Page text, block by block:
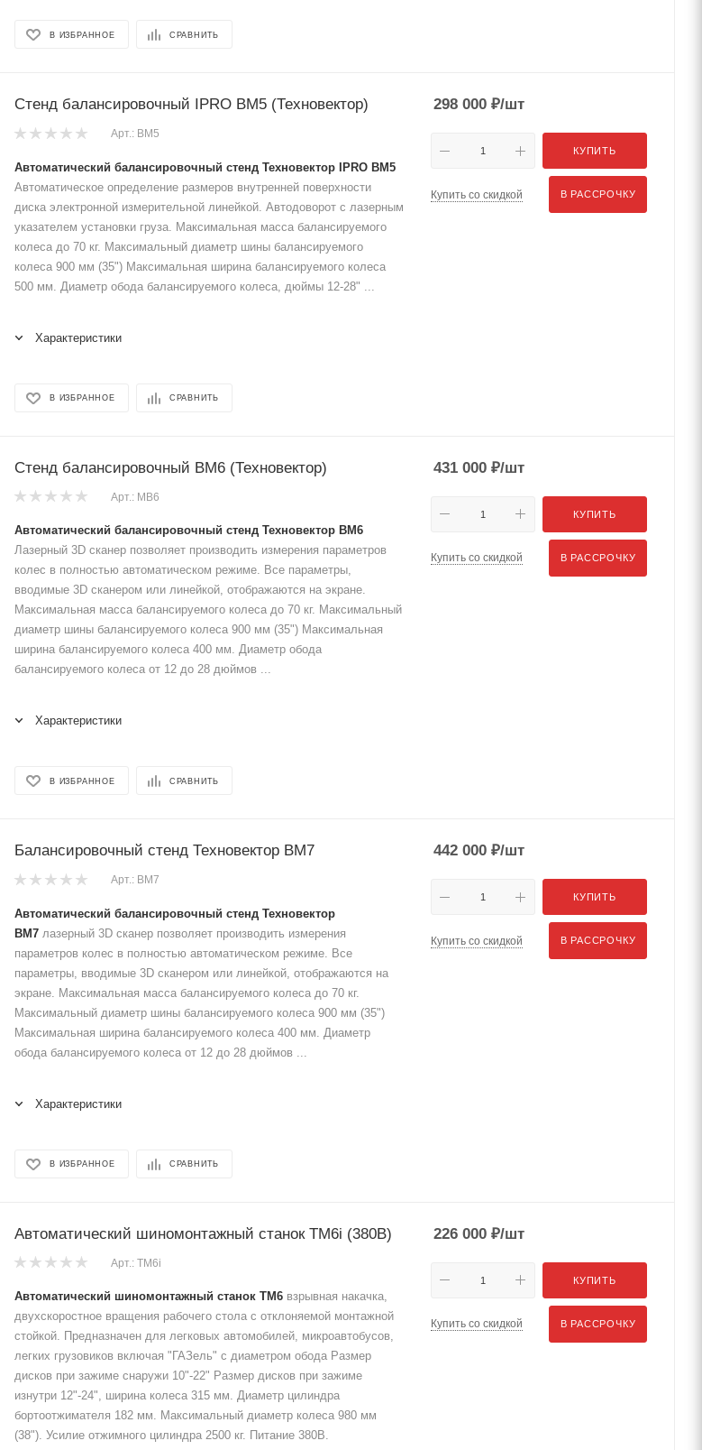
В ИЗБРАННОЕ СРАВНИТЬ
Стенд балансировочный IPRO BM5 (Техновектор)
Арт.: ВМ5
Автоматический балансировочный стенд Техновектор IPRO BM5
Автоматическое определение размеров внутренней поверхности
диска электронной измерительной линейкой. Автодоворот с лазерным
указателем установки груза. Максимальная масса балансируемого
колеса до 70 кг. Максимальный диаметр шины балансируемого
колеса 900 мм (35") Максимальная ширина балансируемого колеса
500 мм. Диаметр обода балансируемого колеса, дюймы 12-28" ...
Характеристики
В ИЗБРАННОЕ СРАВНИТЬ
298 000 ₽/шт
КУПИТЬ
Купить со скидкой В РАССРОЧКУ
Стенд балансировочный ВМ6 (Техновектор)
Арт.: МВ6
Автоматический балансировочный стенд Техновектор ВМ6
Лазерный 3D сканер позволяет производить измерения параметров
колес в полностью автоматическом режиме. Все параметры,
вводимые 3D сканером или линейкой, отображаются на экране.
Максимальная масса балансируемого колеса до 70 кг. Максимальный
диаметр шины балансируемого колеса 900 мм (35") Максимальная
ширина балансируемого колеса 400 мм. Диаметр обода
балансируемого колеса от 12 до 28 дюймов ...
Характеристики
В ИЗБРАННОЕ СРАВНИТЬ
431 000 ₽/шт
КУПИТЬ
Купить со скидкой В РАССРОЧКУ
Балансировочный стенд Техновектор ВМ7
Арт.: ВМ7
Автоматический балансировочный стенд Техновектор
ВМ7 лазерный 3D сканер позволяет производить измерения
параметров колес в полностью автоматическом режиме. Все
параметры, вводимые 3D сканером или линейкой, отображаются на
экране. Максимальная масса балансируемого колеса до 70 кг.
Максимальный диаметр шины балансируемого колеса 900 мм (35")
Максимальная ширина балансируемого колеса 400 мм. Диаметр
обода балансируемого колеса от 12 до 28 дюймов ...
Характеристики
В ИЗБРАННОЕ СРАВНИТЬ
442 000 ₽/шт
КУПИТЬ
Купить со скидкой В РАССРОЧКУ
Автоматический шиномонтажный станок TM6i (380В)
Арт.: TM6i
Автоматический шиномонтажный станок TM6 взрывная накачка,
двухскоростное вращения рабочего стола с отклоняемой монтажной
стойкой. Предназначен для легковых автомобилей, микроавтобусов,
легких грузовиков включая "ГАЗель" с диаметром обода Размер
дисков при зажиме снаружи 10"-22" Размер дисков при зажиме
изнутри 12"-24", ширина колеса 315 мм. Диаметр цилиндра
бортоотжимателя 182 мм. Максимальный диаметр колеса 980 мм
(38"). Усилие отжимного цилиндра 2500 кг. Питание 380В.
226 000 ₽/шт
КУПИТЬ
Купить со скидкой В РАССРОЧКУ